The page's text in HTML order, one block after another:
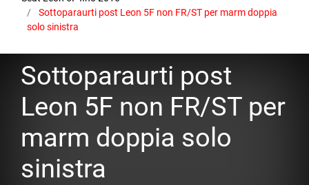
Sottoparaurti post Leon 5F non FR/ST per marm doppia
solo sinistra
Sottoparaurti post
Leon 5F non FR/ST per
marm doppia solo
sinistra